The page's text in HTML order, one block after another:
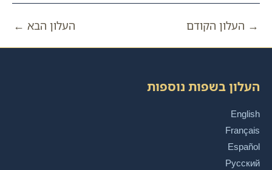
→ העלון הקודם העלון הבא ←
העלון בשפות נוספות
English
Français
Español
Русский